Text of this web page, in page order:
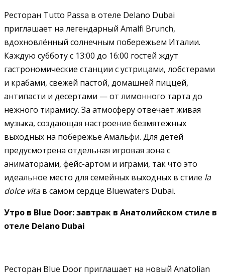
Ресторан Tutto Passa в отеле Delano Dubai
приглашает на легендарный Amalfi Brunch,
вдохновлённый солнечным побережьем Италии.
Каждую субботу с 13:00 до 16:00 гостей ждут
гастрономические станции с устрицами, лобстерами
и крабами, свежей пастой, домашней пиццей,
антипасти и десертами — от лимонного тартa до
нежного тирамису. За атмосферу отвечает живая
музыка, создающая настроение безмятежных
выходных на побережье Амальфи. Для детей
предусмотрена отдельная игровая зона с
аниматорами, фейс-артом и играми, так что это
идеальное место для семейных выходных в стиле la
dolce vitaв самом сердце Bluewaters Dubai.
Утро в Blue Door: завтрак в Анатолийском стиле в
отеле Delano Dubai
Ресторан Blue Door приглашает на новый Anatolian